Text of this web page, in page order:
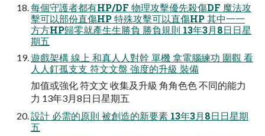
每個守護者都有HP/DF 物理攻擊優先殺傷DF 魔法攻
擊可以部份直傷HP 特殊攻擊可以直傷HP 其中⼀一
⽅方HP歸零就產⽣生勝負 勝負規則 13年3月8⽇日星
期五
遊戲架構 線上 和真⼈人對幹 單機 拿電腦練功 圍觀 看
⼈人釘孤⽀支 符⽂文盤 強度的升級 裝備
加值或強化 符⽂文 收集及升級 ⾓角⾊色 不同的能⼒
力 13年3月8⽇日星期五
設計 必需的原則 被創造的新要素 13年3月8⽇日星期
五